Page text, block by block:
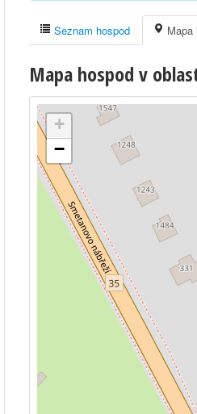
Seznam hospod Mapa
Mapa hospod v
+
−